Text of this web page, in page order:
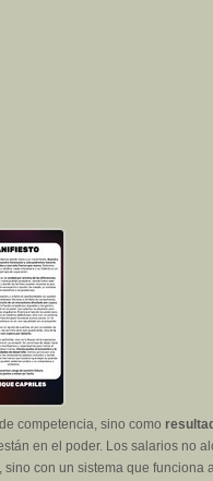
competencia, sino como
en el poder. Los salarios no
con un sistema que funciona